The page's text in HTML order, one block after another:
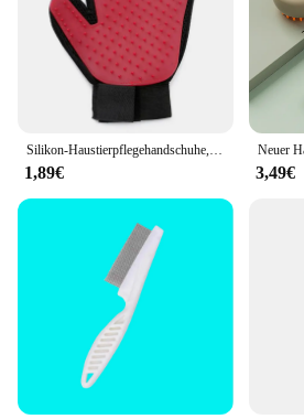
Silikon-Haustierpflegehandschuhe, Katzenhaarbürste und Kammhandschuhe zum Baden von Hunden, Reinigung, Haarentfernung für Hunde, Zubehör für den Tiergebrauch
1,89€ 3,49€